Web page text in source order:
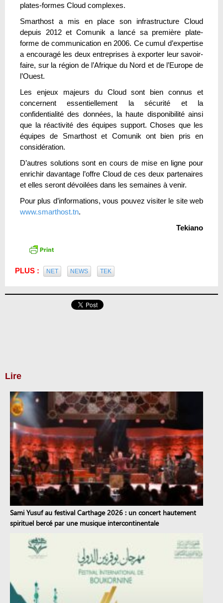
plates-formes Cloud complexes.
Smarthost a mis en place son infrastructure Cloud
depuis 2012 et Comunik a lancé sa première plate-
forme de communication en 2006. Ce cumul d’expertise
a encouragé les deux entreprises à exporter leur savoir-
faire, sur la région de l’Afrique du Nord et de l’Europe de
l’Ouest.
Les enjeux majeurs du Cloud sont bien connus et
concernent essentiellement la sécurité et la
confidentialité des données, la haute disponibilité ainsi
que la réactivité des équipes support. Choses que les
équipes de Smarthost et Comunik ont bien pris en
considération.
D’autres solutions sont en cours de mise en ligne pour
enrichir davantage l’offre Cloud de ces deux partenaires
et elles seront dévoilées dans les semaines à venir.
Pour plus d’informations, vous pouvez visiter le site web
www.smarthost.tn.
Tekiano
PLUS : NET NEWS TEK
Lire
Sami Yusuf au festival Carthage 2026 : un concert hautement
spirituel bercé par une musique intercontinentale